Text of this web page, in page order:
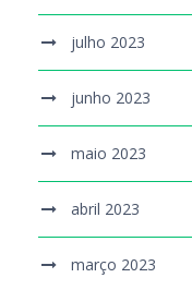
julho 2023
junho 2023
maio 2023
abril 2023
março 2023